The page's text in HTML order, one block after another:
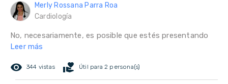
Merly Rossana Parra Roa
Cardiología
No, necesariamente, es posible que estés presentando
Leer más
remove_red_eye 344 vistas volunteer_activism Útil para 2 persona(s)